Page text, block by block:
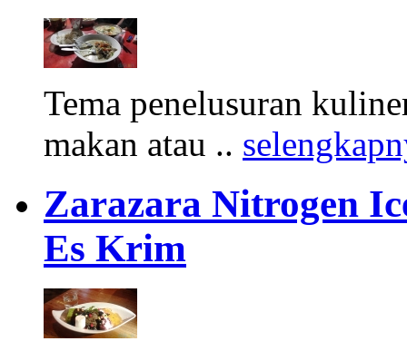
Tema penelusuran
makan atau ..
Zarazara Nitrogen
Es Krim